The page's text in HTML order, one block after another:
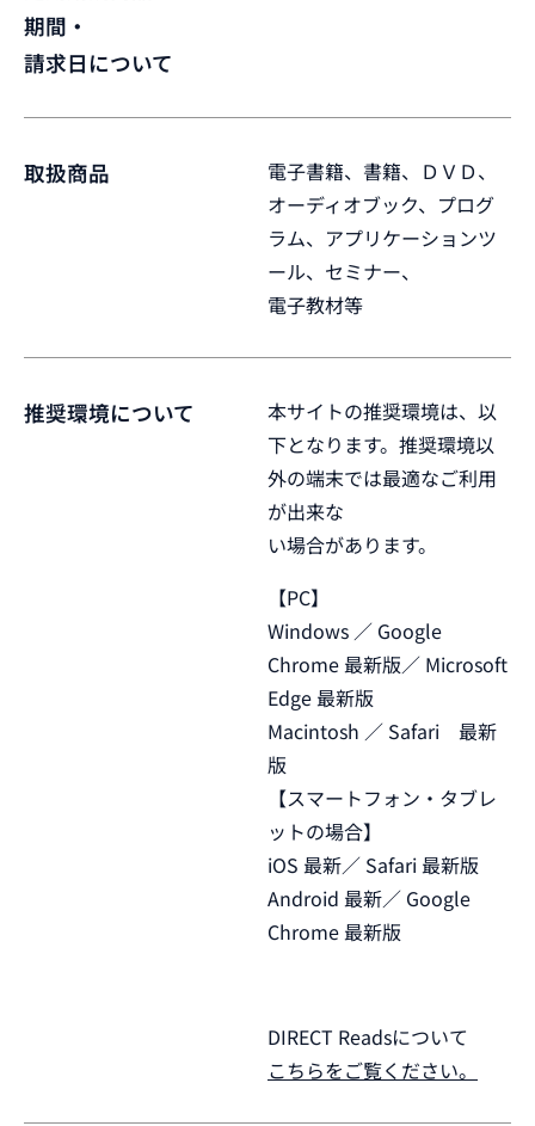
期間・
請求日について
取扱商品
電子書籍、書籍、ＤＶＤ、
オーディオブック、プログ
ラム、アプリケーションツ
ール、セミナー、
電子教材等
推奨環境について
本サイトの推奨環境は、以
下となります。推奨環境以
外の端末では最適なご利用
が出来な
い場合があります。
【PC】
Windows ／ Google
Chrome 最新版／ Microsoft
Edge 最新版
Macintosh ／ Safari 最新
版
【スマートフォン・タブレ
ットの場合】
iOS 最新／ Safari 最新版
Android 最新／ Google
Chrome 最新版
DIRECT Readsについて
こちらをご覧ください。